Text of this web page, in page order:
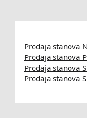
Prodaja stanova
Prodaja stanova
Prodaja stanova
Prodaja stanova